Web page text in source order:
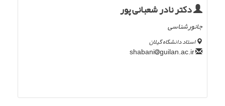
دکتر نادر شعبانی پور
جانورشناسی
استاد دانشگاه گیلان
guilan.ac.ir